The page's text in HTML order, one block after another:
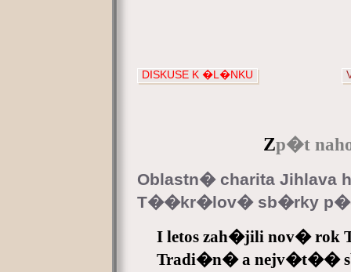
DISKUSE K �L�NKU
Zp�t
Oblastn� charita
T��kr�lov� sb�rky
I letos zah�jili nov� rok
Tradi�n� a nejv�t��